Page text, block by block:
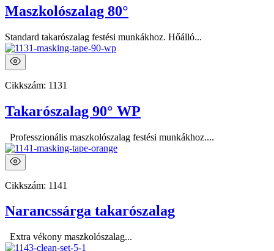
Maszkolószalag 80°
Standard takarószalag festési munkákhoz. Hőálló...
Cikkszám: 1131
Takarószalag 90° WP
Professzionális maszkolószalag festési munkákhoz....
Cikkszám: 1141
Narancssárga takarószalag
Extra vékony maszkolószalag...